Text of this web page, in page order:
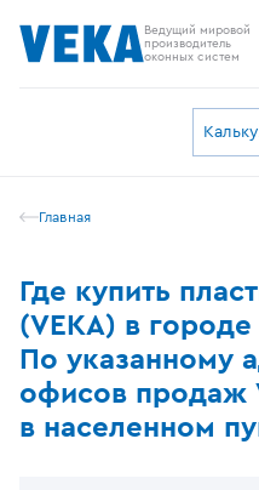
Ведущий мировой
производитель
оконных систем
Главная
Где купить
(VEKA) в
По указанному
офисов продаж
в населенном